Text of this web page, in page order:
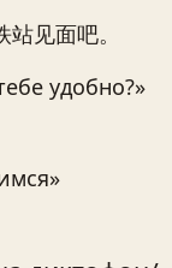
见面吧。
удобно?»